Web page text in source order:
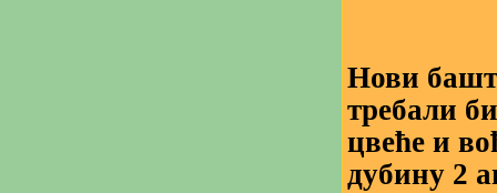
Нови
требали
цвеће и
дубину 2